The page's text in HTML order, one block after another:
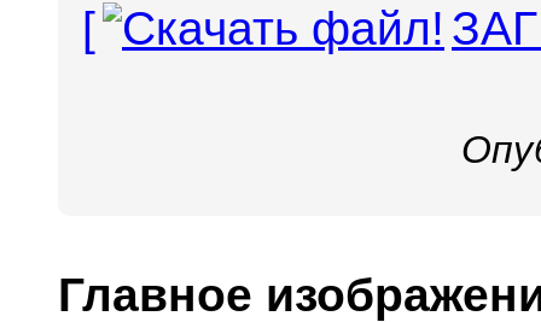
[
Главное